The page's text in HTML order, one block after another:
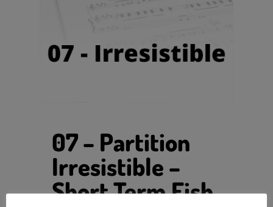
07 – Partition
Irresistible –
Short Term Fish